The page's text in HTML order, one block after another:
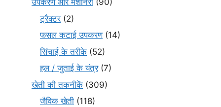
उपकरण और मशीनरी (90)
ट्रैक्टर(2)
फसल कटाई उपकरण(14)
सिंचाई के तरीके (52)
हल / जुताई के यंत्र(7)
खेती की तकनीकें (309)
जैविक खेती (118)